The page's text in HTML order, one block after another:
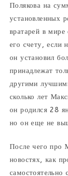
Полякова на
установленных
вратарей в
его счету, если
он установил
принадлежат
другими
сколько лет
он родился 28
но он еще не
После чего про
новостях, как
самостоятельно